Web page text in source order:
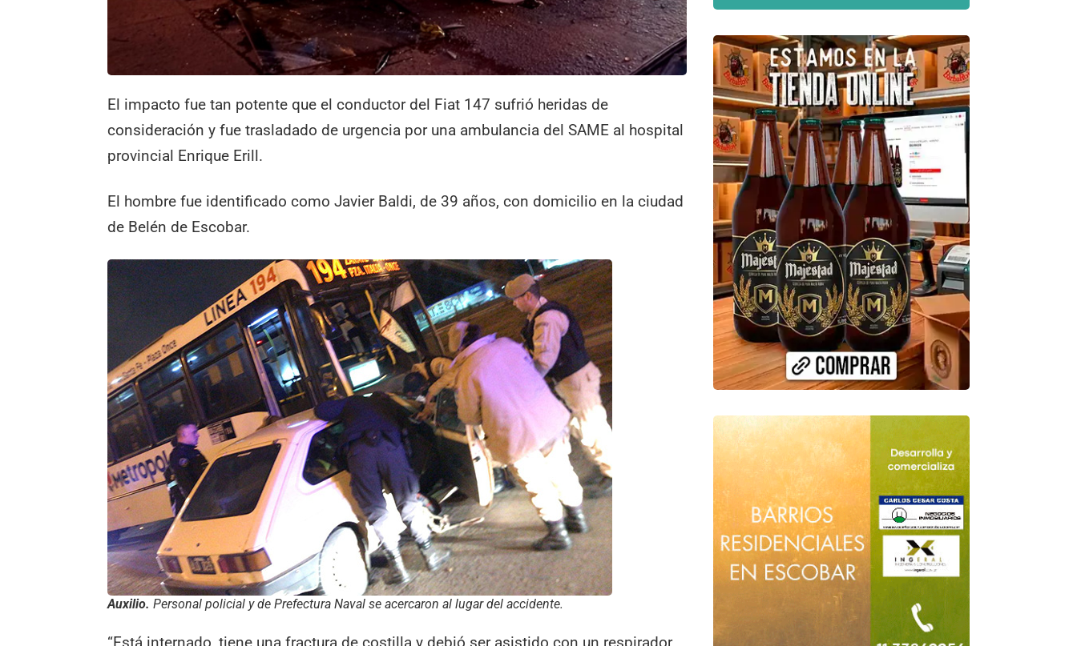
El impacto fue tan potente que el conductor del Fiat 147 sufrió heridas de
consideración y fue trasladado de urgencia por una ambulancia del SAME al hospital
provincial Enrique Erill.
El hombre fue identificado como Javier Baldi, de 39 años, con domicilio en la ciudad
de Belén de Escobar.
Auxilio. Personal policial y de Prefectura Naval se acercaron al lugar del accidente.